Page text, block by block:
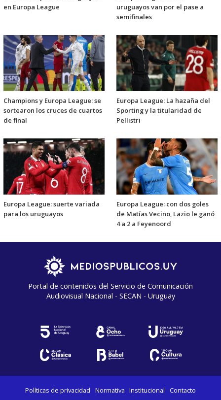
en Europa League
uruguayos van por el pase a
semifinales
Champions y Europa League: se
sortearon los cruces de cuartos
de final
Europa League: La hazaña del
Sporting y la titularidad de
Pellistri
Europa League: suerte variada
para los uruguayos
Europa League: con dos goles
de Matías Vecino, Lazio le ganó
4 a 2 a Feyenoord
Portal de contenidos del Servicio de Comunicación
Audiovisual Nacional - SECAN - Uruguay
Políticas de privacidad Normativa Institucional Contacto